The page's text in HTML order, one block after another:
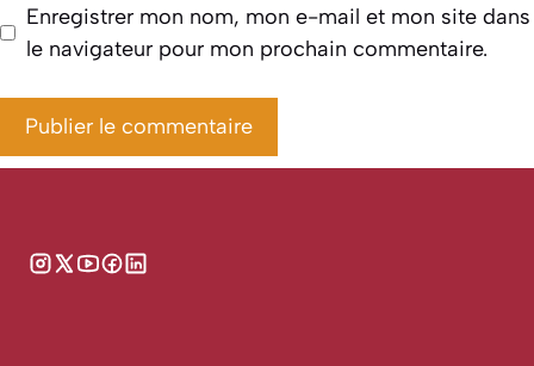
Enregistrer mon nom, mon e-mail et mon site dans
le navigateur pour mon prochain commentaire.